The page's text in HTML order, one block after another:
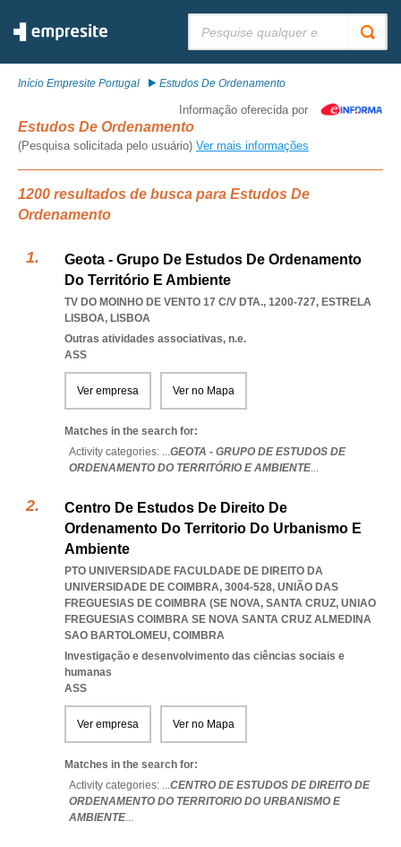
Início Empresite Portugal Estudos De Ordenamento
Informação oferecida por
Estudos De Ordenamento
(Pesquisa solicitada pelo usuário) Ver mais informações
1200 resultados de busca para Estudos De
Ordenamento
Geota - Grupo De Estudos De Ordenamento
Do Território E Ambiente
TV DO MOINHO DE VENTO 17 C/V DTA., 1200-727, ESTRELA
LISBOA, LISBOA
Outras atividades associativas, n.e.
ASS
Ver empresa Ver no Mapa
Matches in the search for:
Activity categories: ...GEOTA - GRUPO DE ESTUDOS DE
ORDENAMENTO DO TERRITÓRIO E AMBIENTE...
Centro De Estudos De Direito De
Ordenamento Do Territorio Do Urbanismo E
Ambiente
PTO UNIVERSIDADE FACULDADE DE DIREITO DA
UNIVERSIDADE DE COIMBRA, 3004-528, UNIÃO DAS
FREGUESIAS DE COIMBRA (SE NOVA, SANTA CRUZ, UNIAO
FREGUESIAS COIMBRA SE NOVA SANTA CRUZ ALMEDINA
SAO BARTOLOMEU, COIMBRA
Investigação e desenvolvimento das ciências sociais e
humanas
ASS
Ver empresa Ver no Mapa
Matches in the search for:
Activity categories: ...CENTRO DE ESTUDOS DE DIREITO DE
ORDENAMENTO DO TERRITORIO DO URBANISMO E
AMBIENTE...